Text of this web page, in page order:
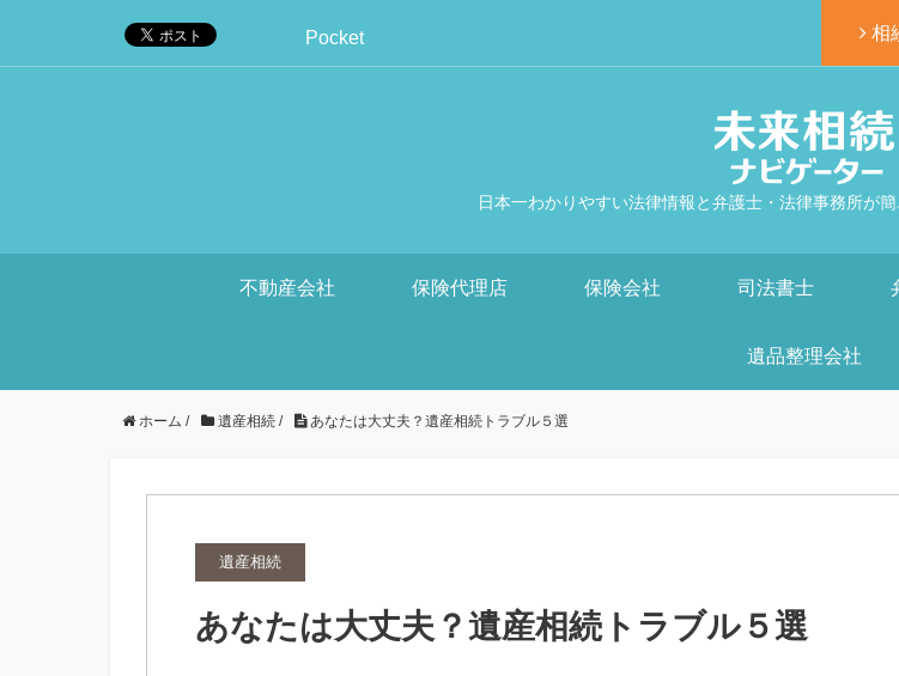
相
Pocket
日本一わかりやすい法律情報と弁護士・法律事務所が
不動産会社 保険代理店 保険会社 司法書士
遺品整理会社
ホーム / 遺産相続 / あなたは大丈夫？遺産相続トラブル５選
遺産相続
あなたは大丈夫？遺産相続トラブル５選